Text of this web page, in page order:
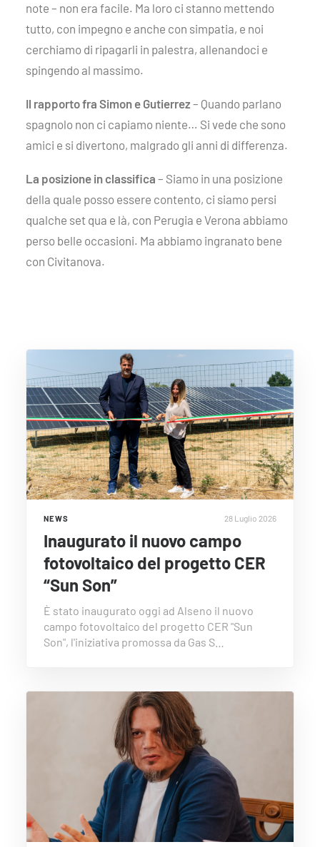
note – non era facile. Ma loro ci stanno mettendo
tutto, con impegno e anche con simpatia, e noi
cerchiamo di ripagarli in palestra, allenandoci e
spingendo al massimo.
Il rapporto fra Simon e Gutierrez – Quando parlano
spagnolo non ci capiamo niente… Si vede che sono
amici e si divertono, malgrado gli anni di differenza.
La posizione in classifica – Siamo in una posizione
della quale posso essere contento, ci siamo persi
qualche set qua e là, con Perugia e Verona abbiamo
perso belle occasioni. Ma abbiamo ingranato bene
con Civitanova.
NEWS 28 Luglio 2026
Inaugurato il nuovo campo
fotovoltaico del progetto CER
“Sun Son”
È stato inaugurato oggi ad Alseno il nuovo
campo fotovoltaico del progetto CER "Sun
Son", l'iniziativa promossa da Gas S…